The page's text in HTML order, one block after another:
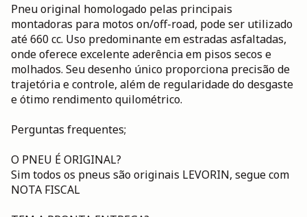
Pneu original homologado pelas principais
montadoras para motos on/off-road, pode ser utilizado
até 660 cc. Uso predominante em estradas asfaltadas,
onde oferece excelente aderência em pisos secos e
molhados. Seu desenho único proporciona precisão de
trajetória e controle, além de regularidade do desgaste
e ótimo rendimento quilométrico.
Perguntas frequentes;
O PNEU É ORIGINAL?
Sim todos os pneus são originais LEVORIN, segue com
NOTA FISCAL